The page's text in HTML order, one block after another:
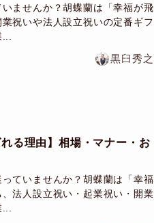
ませんか？胡蝶蘭は「幸福が飛
祝いや法人設立祝いの定番ギフ
黒臼秀之
る理由】相場・マナー・お
ていませんか？胡蝶蘭は「幸福
法人設立祝い・起業祝い・開業